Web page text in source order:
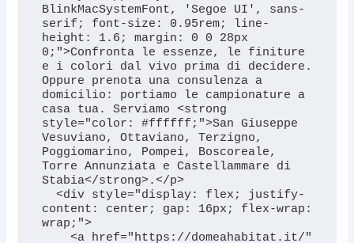
BlinkMacSystemFont, 'Segoe UI', sans-
serif; font-size: 0.95rem; line-
height: 1.6; margin: 0 0 28px
0;">Confronta le essenze, le finiture
e i colori dal vivo prima di decidere.
Oppure prenota una consulenza a
domicilio: portiamo le campionature a
casa tua. Serviamo <strong
style="color: #ffffff;">San Giuseppe
Vesuviano, Ottaviano, Terzigno,
Poggiomarino, Pompei, Boscoreale,
Torre Annunziata e Castellammare di
Stabia</strong>.</p>
content: center; gap: 16px; flex-wrap:
wrap;">